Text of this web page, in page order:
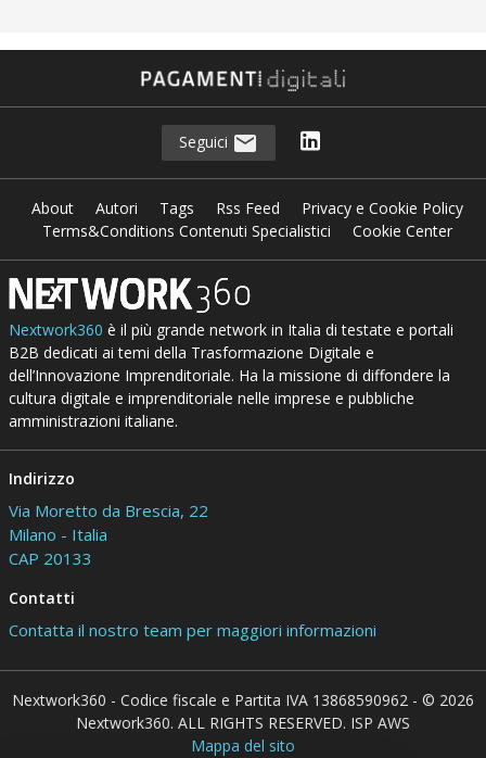
Seguici
About Autori Tags Rss Feed
Privacy e Cookie Policy
Terms&Conditions Contenuti Specialistici
Cookie Center
Nextwork360 è il più grande network in Italia di testate e portali
B2B dedicati ai temi della Trasformazione Digitale e
dell’Innovazione Imprenditoriale. Ha la missione di diffondere la
cultura digitale e imprenditoriale nelle imprese e pubbliche
amministrazioni italiane.
Indirizzo
Via Moretto da Brescia, 22
Milano - Italia
CAP 20133
Contatti
Contatta il nostro team per maggiori informazioni
Nextwork360 - Codice fiscale e Partita IVA 13868590962 - © 2026
Nextwork360. ALL RIGHTS RESERVED. ISP AWS
Mappa del sito